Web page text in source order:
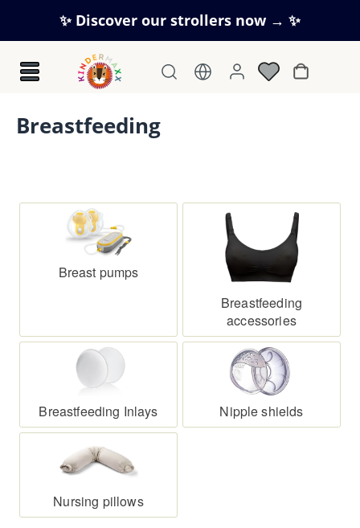
Skip to main content
✨ Discover our strollers now → ✨
Breastfeeding
Breast pumps
Breastfeeding
accessories
Breastfeeding Inlays Nipple shields
Nursing pillows